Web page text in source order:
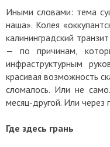
Иными словами: тема
наша». Колея
калининградский
— по причинам,
инфраструктурным
красивая возможность
сломалось. Или не
месяц-другой. Или через
Где здесь грань